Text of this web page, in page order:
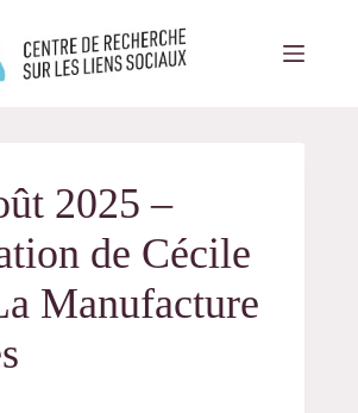
2025 –
de Cécile
Manufacture